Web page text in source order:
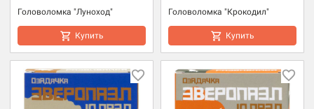
Головоломка "Луноход"
Купить
Головоломка "Крокодил"
Купить